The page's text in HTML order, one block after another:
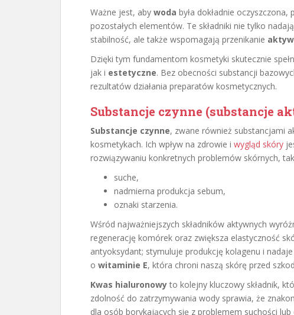
Ważne jest, aby woda była dokładnie
pozostałych elementów. Te składniki nie tylko
stabilność, ale także wspomagają przenikanie
Dzięki tym fundamentom kosmetyki skutecznie
jak i estetyczne. Bez obecności substancji
rezultatów działania preparatów kosmetycznych.
Substancje czynne (substancje
Substancje czynne, zwane również substancjami
kosmetykach. Ich wpływ na zdrowie i wygląd skóry
rozwiązywaniu konkretnych problemów skórnych,
suche,
nadmierna produkcja sebum,
oznaki starzenia.
Wśród najważniejszych składników aktywnych
regenerację komórek oraz zwiększa elastyczność
antyoksydant; stymuluje produkcję kolagenu i
o witaminie E, która chroni naszą skórę przed
Kwas hialuronowy to kolejny kluczowy składnik,
zdolność do zatrzymywania wody sprawia, że
dla osób borykających się z problemem suchości